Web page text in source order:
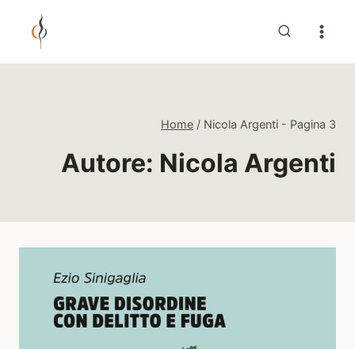
contenuto
Home / Nicola Argenti - Pagina 3
Autore: Nicola Argenti